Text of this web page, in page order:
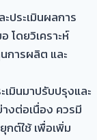
ประเมินผลการ
โดยวิเคราะห์
การผลิต และ
เมินมาปรับปรุงและ
งต่อเนื่อง ควรมี
กต์ใช้ เพื่อเพิ่ม